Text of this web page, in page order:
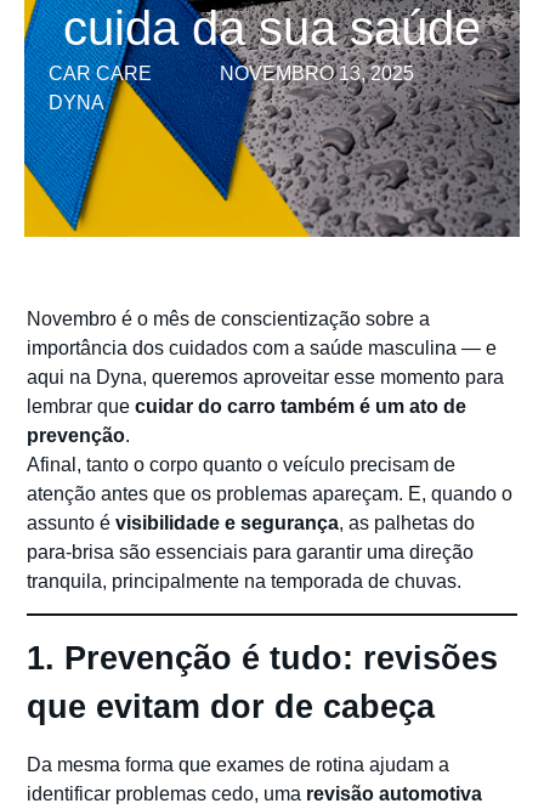
cuida da sua saúde
CAR CARE
NOVEMBRO 13, 2025
DYNA
Novembro é o mês de conscientização sobre a
importância dos cuidados com a saúde masculina — e
aqui na Dyna, queremos aproveitar esse momento para
lembrar quecuidar do carro também é um ato de
prevenção.
Afinal, tanto o corpo quanto o veículo precisam de
atenção antes que os problemas apareçam. E, quando o
assunto évisibilidade e segurança, as palhetas do
para-brisa são essenciais para garantir uma direção
tranquila, principalmente na temporada de chuvas.
1. Prevenção é tudo: revisões
que evitam dor de cabeça
Da mesma forma que exames de rotina ajudam a
identificar problemas cedo, uma revisão automotiva